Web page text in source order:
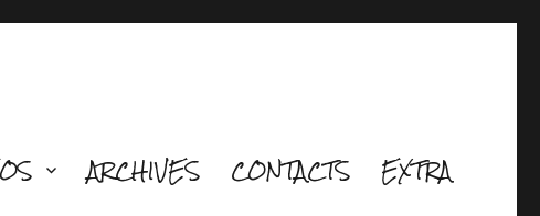
ARCHIVES CONTACTS EXTRA